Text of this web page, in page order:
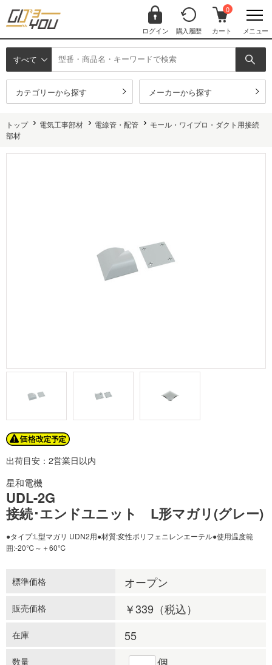
ログイン 購入履歴
0
カート メニュー
すべて
カテゴリーから探す メーカーから探す
トップ 電気工事部材 電線管・配管
モール・ワイプロ・ダクト用接続
部材
出荷目安：2営業日以内
星和電機
UDL-2G
接続･エンドユニット L形マガリ(グレー)
●タイプ:L型マガリ UDN2用●材質:変性ポリフェニレンエーテル●使用温度範
囲:-20℃～＋60℃
標準価格 オープン
販売価格 ￥339 （税込）
在庫 55
数量